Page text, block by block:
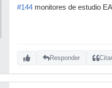
#144 monitores de estudio
Responder Citar